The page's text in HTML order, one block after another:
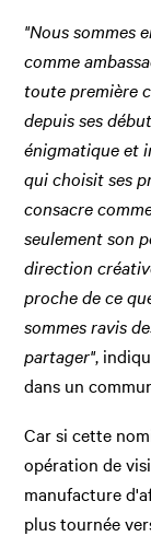
"Nous sommes
comme
toute première
depuis ses
énigmatique et
qui choisit ses
consacre
seulement son
direction
proche de ce
sommes ravis
partager",
dans un
Car si cette
opération de
manufacture
plus tournée